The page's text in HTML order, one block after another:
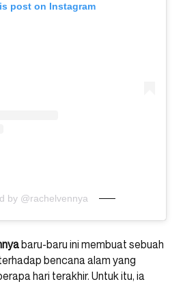
post on Instagram
by @rachelvennya
baru-baru ini membuat sebuah
bencana alam yang
hari terakhir. Untuk itu, ia